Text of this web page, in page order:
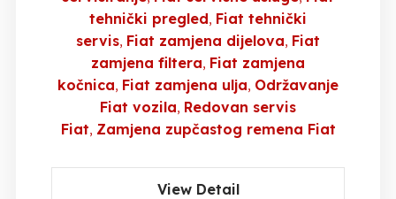
tehnički pregled Fiat tehnički
servis Fiat zamjena dijelova Fiat
zamjena filtera Fiat zamjena
kočnica Fiat zamjena ulja Održavanje
Fiat vozila Redovan servis
Fiat Zamjena zupčastog remena Fiat
View Detail